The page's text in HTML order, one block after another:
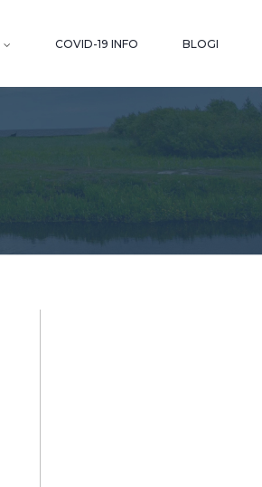
COVID-19 INFO BLOGI